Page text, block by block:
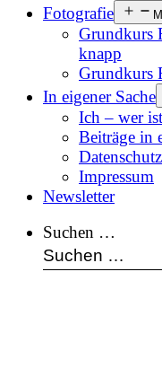
Fotografie
Grundkurs
knapp
Grundkurs
In eigener Sache
Ich – wer
Beiträge in
Impressum
Newsletter
Suchen …